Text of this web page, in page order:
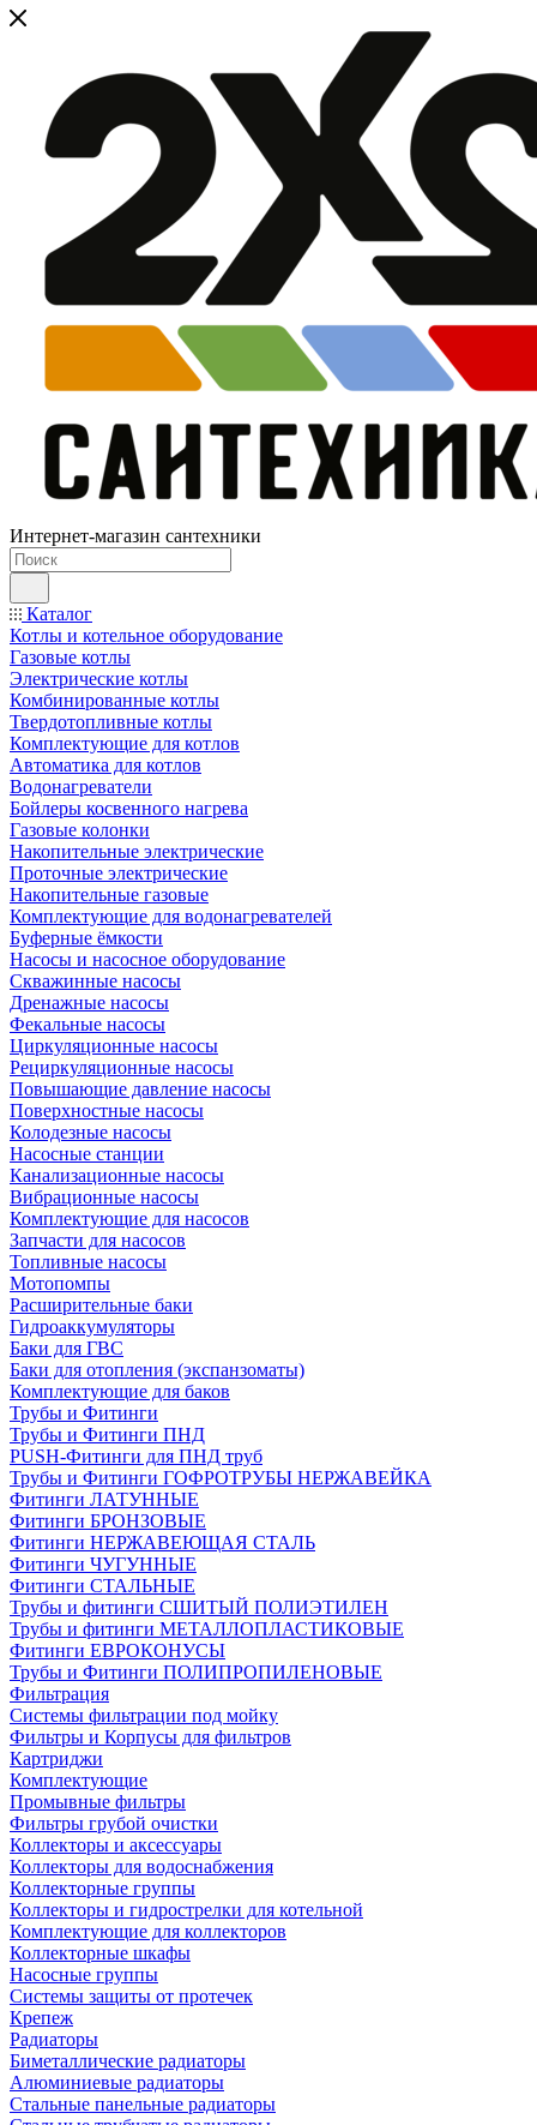
Интернет-магазин сантехники
Каталог
Котлы и котельное оборудование
Газовые котлы
Электрические котлы
Комбинированные котлы
Твердотопливные котлы
Комплектующие для котлов
Автоматика для котлов
Водонагреватели
Бойлеры косвенного нагрева
Газовые колонки
Накопительные электрические
Проточные электрические
Накопительные газовые
Комплектующие для водонагревателей
Буферные ёмкости
Насосы и насосное оборудование
Скважинные насосы
Дренажные насосы
Фекальные насосы
Циркуляционные насосы
Рециркуляционные насосы
Повышающие давление насосы
Поверхностные насосы
Колодезные насосы
Насосные станции
Канализационные насосы
Вибрационные насосы
Комплектующие для насосов
Запчасти для насосов
Топливные насосы
Мотопомпы
Расширительные баки
Гидроаккумуляторы
Баки для ГВС
Баки для отопления (экспанзоматы)
Комплектующие для баков
Трубы и Фитинги
Трубы и Фитинги ПНД
PUSH-Фитинги для ПНД труб
Трубы и Фитинги ГОФРОТРУБЫ НЕРЖАВЕЙКА
Фитинги ЛАТУННЫЕ
Фитинги БРОНЗОВЫЕ
Фитинги НЕРЖАВЕЮЩАЯ СТАЛЬ
Фитинги ЧУГУННЫЕ
Фитинги СТАЛЬНЫЕ
Трубы и фитинги СШИТЫЙ ПОЛИЭТИЛЕН
Трубы и фитинги МЕТАЛЛОПЛАСТИКОВЫЕ
Фитинги ЕВРОКОНУСЫ
Трубы и Фитинги ПОЛИПРОПИЛЕНОВЫЕ
Фильтрация
Системы фильтрации под мойку
Фильтры и Корпусы для фильтров
Картриджи
Комплектующие
Промывные фильтры
Фильтры грубой очистки
Коллекторы и аксессуары
Коллекторы для водоснабжения
Коллекторные группы
Коллекторы и гидрострелки для котельной
Комплектующие для коллекторов
Коллекторные шкафы
Насосные группы
Системы защиты от протечек
Крепеж
Радиаторы
Биметаллические радиаторы
Алюминиевые радиаторы
Стальные панельные радиаторы